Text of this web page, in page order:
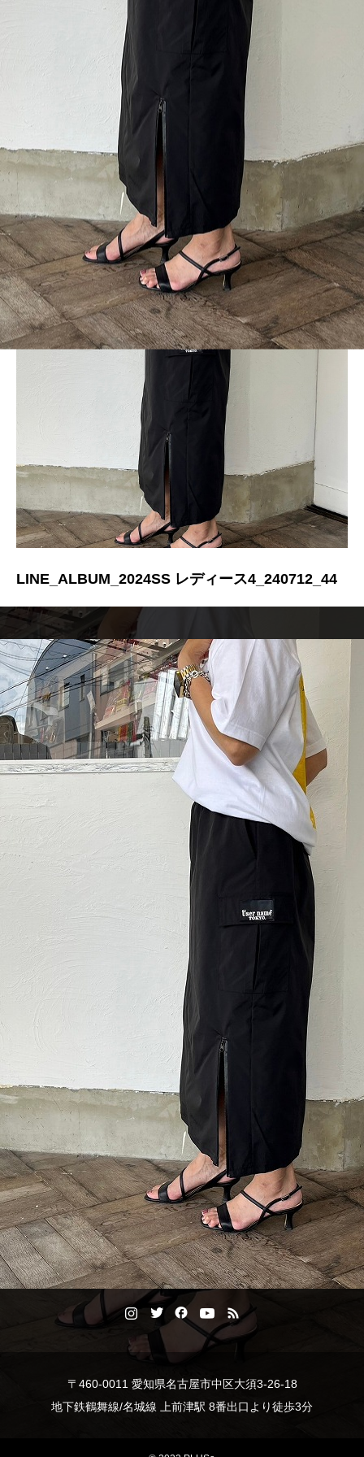
BLOG
LINE_ALBUM_2024SS レディース4_240712_44
LINE_ALBUM_2024SS レディース4_240712_44
〒460-0011 愛知県名古屋市中区大須3-26-18
地下鉄鶴舞線/名城線 上前津駅 8番出口より徒歩3分